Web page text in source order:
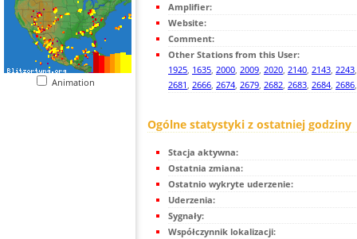
Animation
Amplifier:
Website:
Comment:
Other Stations from this User:
1925, 1635, 2000, 2009, 2020, 2140, 2143, 2243
2681, 2666, 2674, 2679, 2682, 2683, 2684, 2686
Ogólne statystyki z ostatniej godziny
Stacja aktywna:
Ostatnia zmiana:
Ostatnio wykryte uderzenie:
Uderzenia:
Sygnały:
Współczynnik lokalizacji: